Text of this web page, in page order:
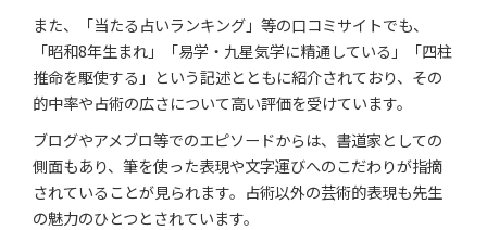
また、「当たる占いランキング」等の口コミサイトでも、
「昭和8年生まれ」「易学・九星気学に精通している」「四柱
推命を駆使する」という記述とともに紹介されており、その
的中率や占術の広さについて高い評価を受けています。
ブログやアメブロ等でのエピソードからは、書道家としての
側面もあり、筆を使った表現や文字運びへのこだわりが指摘
されていることが見られます。占術以外の芸術的表現も先生
の魅力のひとつとされています。